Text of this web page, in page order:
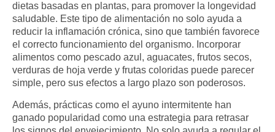
dietas basadas en plantas, para promover la longevidad
saludable. Este tipo de alimentación no solo ayuda a
reducir la inflamación crónica, sino que también favorece
el correcto funcionamiento del organismo. Incorporar
alimentos como pescado azul, aguacates, frutos secos,
verduras de hoja verde y frutas coloridas puede parecer
simple, pero sus efectos a largo plazo son poderosos.
Además, prácticas como el ayuno intermitente han
ganado popularidad como una estrategia para retrasar